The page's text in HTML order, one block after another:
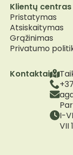
Kontaktai
I-
VII
Klientų centras
Pristatymas
Atsiskaitymas
Grąžinimas
Privatumo